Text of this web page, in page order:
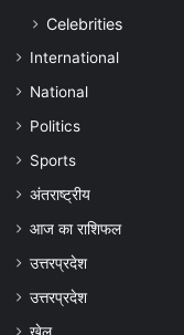
Celebrities
International
National
Politics
Sports
अंतराष्ट्रीय
आज का राशिफल
उत्तरप्रदेश
उत्तरप्रदेश
खेल